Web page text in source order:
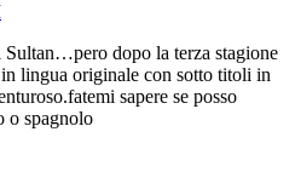
dopo la terza stagione
lingua originale con sotto titoli in
sapere se posso
o spagnolo